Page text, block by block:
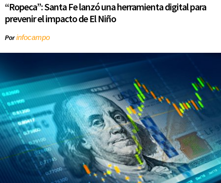
“Ropeca”: Santa Fe lanzó una herramienta digital para
prevenir el impacto de El Niño
Porinfocampo